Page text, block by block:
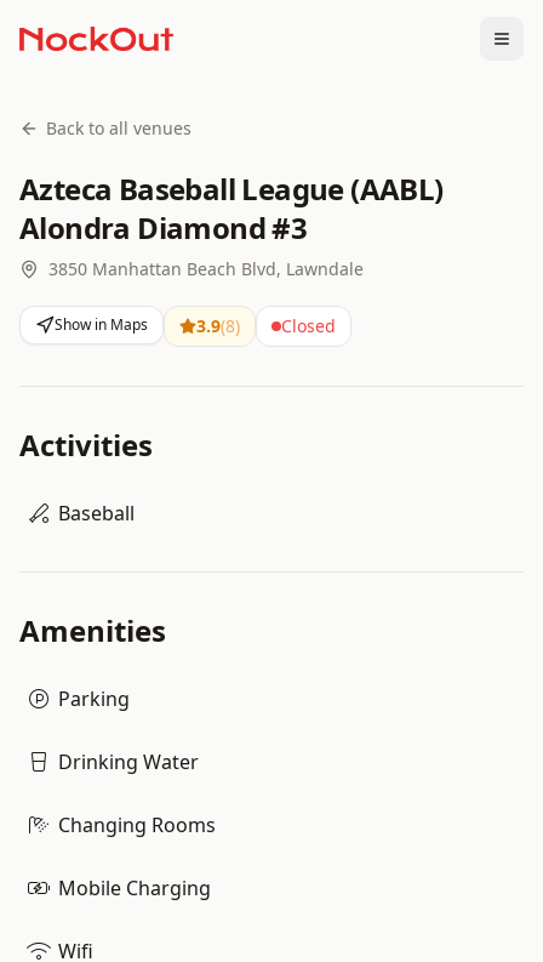
Back to all venues
Azteca Baseball League (AABL)
Alondra Diamond #3
3850 Manhattan Beach Blvd, Lawndale
Show in Maps 3.9(8) Closed
Activities
Baseball
Amenities
Parking
Drinking Water
Changing Rooms
Mobile Charging
Wifi